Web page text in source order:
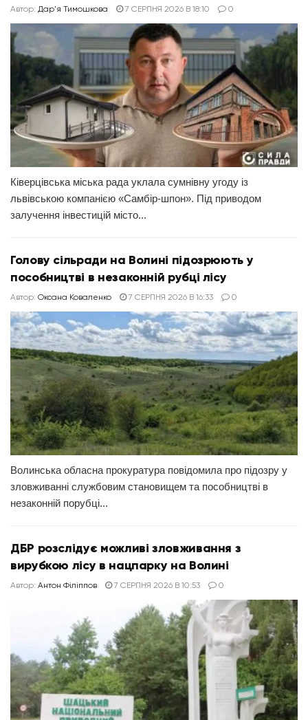
Автор: Дар'я Тимошкова 7 СЕРПНЯ 2026 В 18:10 0
Ківерцівська міська рада уклала сумнівну угоду із
львівською компанією «Самбір-шпон». Під приводом
залучення інвестицій місто...
Голову сільради на Волині підозрюють у
пособництві в незаконній рубці лісу
Автор: Оксана Коваленко 7 СЕРПНЯ 2026 В 16:33 0
Волинська обласна прокуратура повідомила про підозру у
зловживанні службовим становищем та пособництві в
незаконній порубці...
ДБР розслідує можливі зловживання з
вирубкою лісу в нацпарку на Волині
Автор: Антон Філіппов 7 СЕРПНЯ 2026 В 10:53 0